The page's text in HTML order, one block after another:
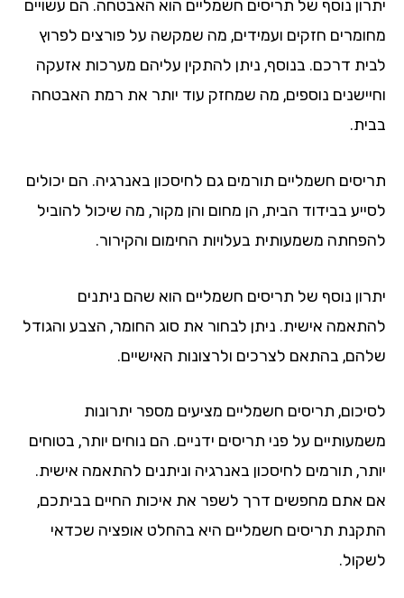
נוסף של תריסים חשמליים הוא האבטחה. הם עשויים
חזקים ועמידים, מה שמקשה על פורצים לפרוץ
דרכם. בנוסף, ניתן להתקין עליהם מערכות אזעקה
נוספים, מה שמחזק עוד יותר את רמת האבטחה
חשמליים תורמים גם לחיסכון באנרגיה. הם יכולים
בבידוד הבית, הן מחום והן מקור, מה שיכול להוביל
משמעותית בעלויות החימום והקירור.
נוסף של תריסים חשמליים הוא שהם ניתנים
אישית. ניתן לבחור את סוג החומר, הצבע והגודל
בהתאם לצרכים ולרצונות האישיים.
תריסים חשמליים מציעים מספר יתרונות
על פני תריסים ידניים. הם נוחים יותר, בטוחים
תורמים לחיסכון באנרגיה וניתנים להתאמה אישית.
אתם מחפשים דרך לשפר את איכות החיים בביתכם,
תריסים חשמליים היא בהחלט אופציה שכדאי